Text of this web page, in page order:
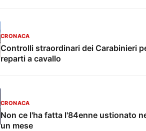
CRONACA
Controlli straordinari dei Carabinieri
reparti a cavallo
CRONACA
Non ce l'ha fatta l'84enne ustionato
un mese